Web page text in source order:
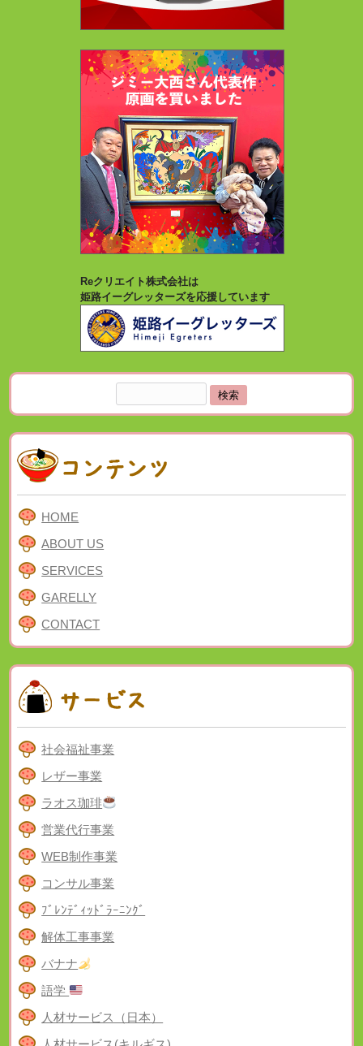
Reクリエイト株式会社は
姫路イーグレッターズを応援しています
索:
HOME
ABOUT US
SERVICES
GARELLY
CONTACT
社会福祉事業
レザー事業
ラオス珈琲
営業代行事業
WEB制作事業
コンサル事業
ﾌﾞﾚﾝﾃﾞｨｯﾄﾞﾗｰﾆﾝｸﾞ
解体工事事業
バナナ
語学
人材サービス（日本）